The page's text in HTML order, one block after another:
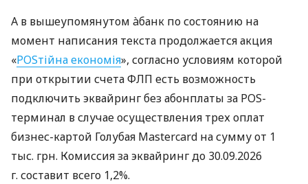
А в вышеупомянутом àбанк по состоянию на
момент написания текста продолжается акция
«POSтійна економія», согласно условиям которой
при открытии счета ФЛП есть возможность
подключить эквайринг без абонплаты за POS-
терминал в случае осуществления трех оплат
бизнес-картой Голубая Mastercard на сумму от 1
тыс. грн. Комиссия за эквайринг до 30.09.2026
г. составит всего 1,2%.